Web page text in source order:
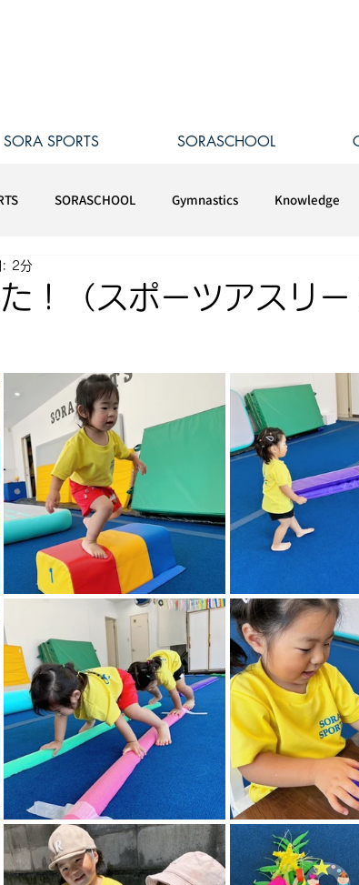
SORA SPORTS SORASCHOOL
SORASCHOOL Gymnastics Knowledge
！（スポーツアスリー
: 2分